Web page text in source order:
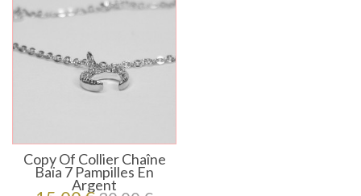
Copy Of Collier Chaîne
Baïa 7 Pampilles En
Argent